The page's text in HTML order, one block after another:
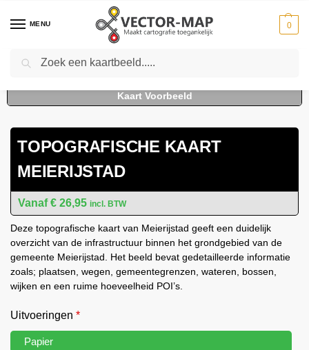
MENU 0
Home Kaarten - Topografische kaarten
TOPOGRAFISCHE KAART
MEIERIJSTAD
€ 26,95 incl. BTW
Deze topografische kaart van Meierijstad geeft een duidelijk
overzicht van de infrastructuur binnen het grondgebied van de
gemeente Meierijstad. Het beeld bevat gedetailleerde informatie
zoals; plaatsen, wegen, gemeentegrenzen, wateren, bossen,
wijken en een ruime hoeveelheid POI’s.
Uitvoeringen *
Papier